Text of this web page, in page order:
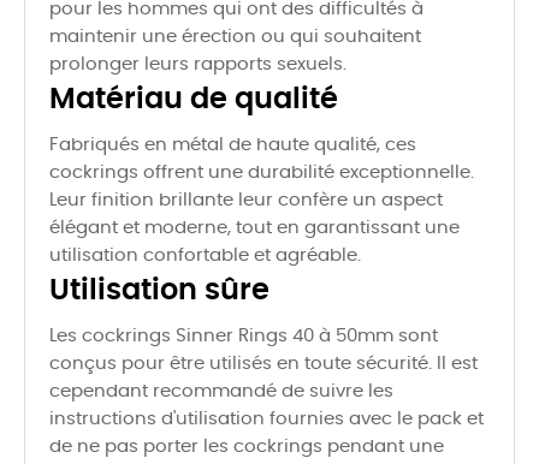
pour les hommes qui ont des difficultés à
maintenir une érection ou qui souhaitent
prolonger leurs rapports sexuels.
Matériau de qualité
Fabriqués en métal de haute qualité, ces
cockrings offrent une durabilité exceptionnelle.
Leur finition brillante leur confère un aspect
élégant et moderne, tout en garantissant une
utilisation confortable et agréable.
Utilisation sûre
Les cockrings Sinner Rings 40 à 50mm sont
conçus pour être utilisés en toute sécurité. Il est
cependant recommandé de suivre les
instructions d'utilisation fournies avec le pack et
de ne pas porter les cockrings pendant une